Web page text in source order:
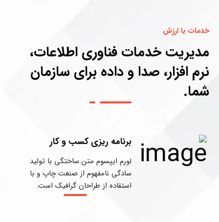
خدمات با ارزش
مدیریت خدمات فناوری اطلاعات،
نرم افزار، صدا و داده برای سازمان
شما.
برنامه ریزی کسب و کار
لورم ایپسوم متن ساختگی با تولید
سادگی نامفهوم از صنعت چاپ و با
استفاده از طراحان گرافیک است.